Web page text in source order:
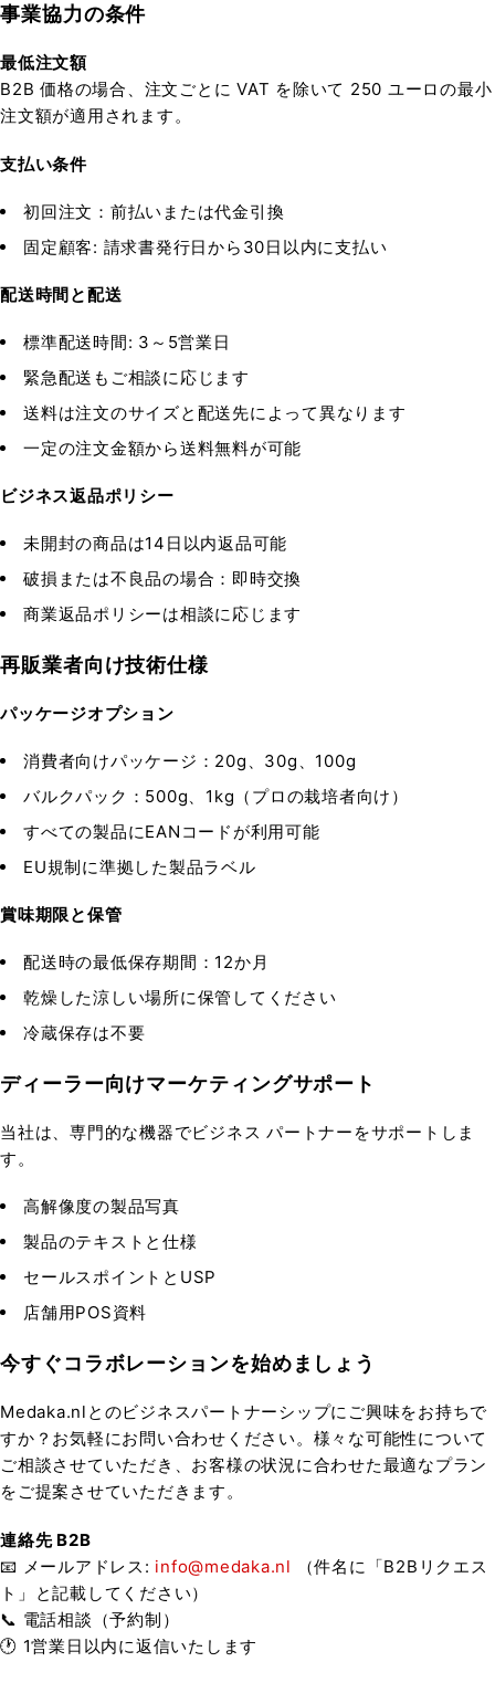
事業協力の条件
最低注文額
B2B 価格の場合、注文ごとに VAT を除いて 250 ユーロの最小
注文額が適用されます。
支払い条件
初回注文：前払いまたは代金引換
固定顧客: 請求書発行日から30日以内に支払い
配送時間と配送
標準配送時間: 3～5営業日
緊急配送もご相談に応じます
送料は注文のサイズと配送先によって異なります
一定の注文金額から送料無料が可能
ビジネス返品ポリシー
未開封の商品は14日以内返品可能
破損または不良品の場合：即時交換
商業返品ポリシーは相談に応じます
再販業者向け技術仕様
パッケージオプション
消費者向けパッケージ：20g、30g、100g
バルクパック：500g、1kg（プロの栽培者向け）
すべての製品にEANコードが利用可能
EU規制に準拠した製品ラベル
賞味期限と保管
配送時の最低保存期間：12か月
乾燥した涼しい場所に保管してください
冷蔵保存は不要
ディーラー向けマーケティングサポート
当社は、専門的な機器でビジネス パートナーをサポートしま
す。
高解像度の製品写真
製品のテキストと仕様
セールスポイントとUSP
店舗用POS資料
今すぐコラボレーションを始めましょう
Medaka.nlとのビジネスパートナーシップにご興味をお持ちで
すか？お気軽にお問い合わせください。様々な可能性について
ご相談させていただき、お客様の状況に合わせた最適なプラン
をご提案させていただきます。
連絡先 B2B
📧 メールアドレス: info@medaka.nl （件名に「B2Bリクエス
ト」と記載してください）
📞 電話相談（予約制）
🕐 1営業日以内に返信いたします